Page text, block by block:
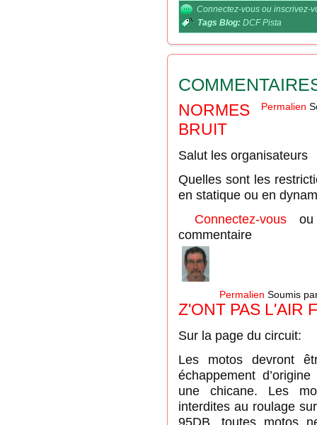
Connectez-vous ou inscrivez-
Tags Blog: DCF Pista
Permalien
NORMES
BRUIT
Salut les organisateurs
Quelles sont les
en statique ou en
Connectez-vous
commentaire
Permalien Soumis
Z'ONT PAS L'AIR
Sur la page du circuit:
Les motos devront
échappement
une chicane. Les
interdites au roulage
95DB, toutes motos